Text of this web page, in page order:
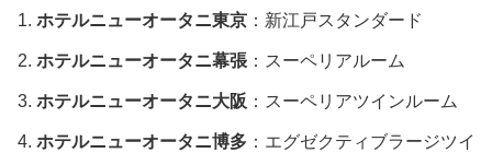
ホテルニューオータニ東京：新江戸スタンダード
ホテルニューオータニ幕張：スーペリアルーム
ホテルニューオータニ大阪 ：スーペリアツインルーム
ホテルニューオータニ博多：エグゼクティブラージツイ